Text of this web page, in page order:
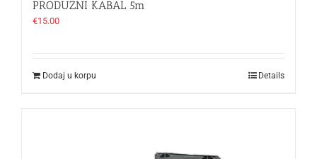
PRODUZNI KABAL 5m
€15.00
Dodaj u korpu Details